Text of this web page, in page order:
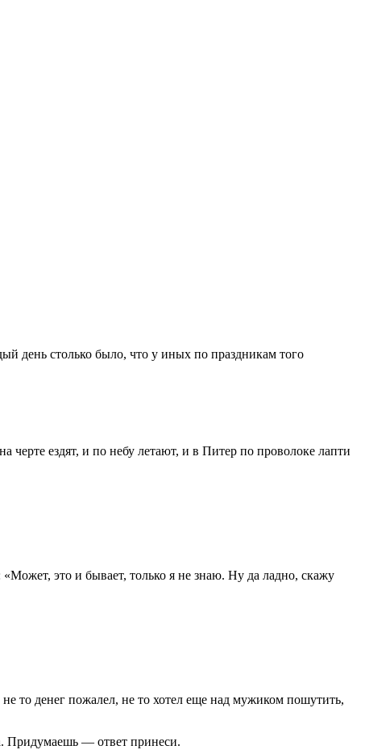
день столько было, что у иных по праздникам того
ездят, и по небу летают, и в Питер по проволоке лапти
это и бывает, только я не знаю. Ну да ладно, скажу
то денег пожалел, не то хотел еще над мужиком пошутить,
Придумаешь — ответ принеси.